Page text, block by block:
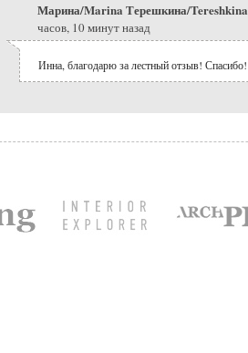
Марина/Marina Терешкина/Tereshkina
часов, 10 минут назад
Инна, благодарю за лестный отзыв! Спасибо!